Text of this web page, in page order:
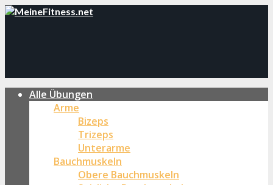
Alle Übungen
Arme
Bizeps
Trizeps
Unterarme
Bauchmuskeln
Obere Bauchmuskeln